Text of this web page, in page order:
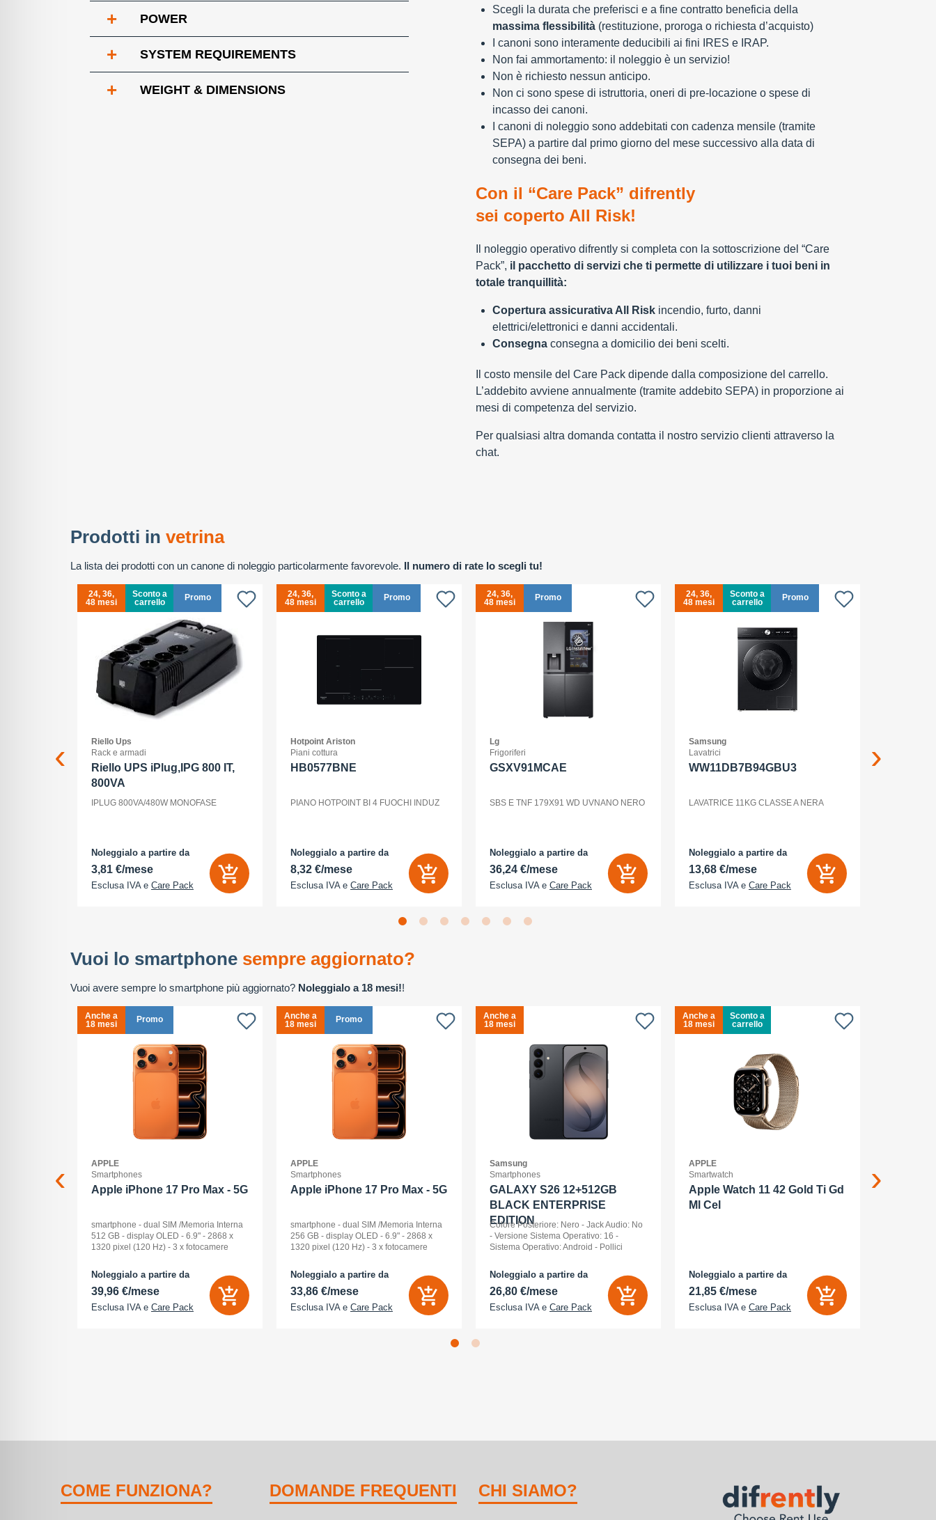
+ POWER
+ SYSTEM REQUIREMENTS
+ WEIGHT & DIMENSIONS
Scegli la durata che preferisci e a fine contratto beneficia della
massima flessibilità(restituzione, proroga o richiesta d’acquisto)
I canoni sono interamente deducibili ai fini IRES e IRAP.
Non fai ammortamento: il noleggio è un servizio!
Non è richiesto nessun anticipo.
Non ci sono spese di istruttoria, oneri di pre-locazione o spese di
incasso dei canoni.
I canoni di noleggio sono addebitati con cadenza mensile (tramite
SEPA) a partire dal primo giorno del mese successivo alla data di
consegna dei beni.
Con il “Care Pack” difrently
sei coperto All Risk!
Il noleggio operativo difrently si completa con la sottoscrizione del “Care
Pack”, il pacchetto di servizi che ti permette di utilizzare i tuoi beni in
totale tranquillità:
Copertura assicurativa All Riskincendio, furto, danni
elettrici/elettronici e danni accidentali.
Consegnaconsegna a domicilio dei beni scelti.
Il costo mensile del Care Pack dipende dalla composizione del carrello.
L’addebito avviene annualmente (tramite addebito SEPA) in proporzione ai
mesi di competenza del servizio.
Per qualsiasi altra domanda contatta il nostro servizio clienti attraverso la
chat.
Prodotti in vetrina
La lista dei prodotti con un canone di noleggio particolarmente favorevole. Il numero di rate lo scegli tu!
24, 36,
48 mesi
Sconto a
carrello
Promo
Riello Ups
Rack e armadi
Riello UPS iPlug,IPG 800 IT,
800VA
IPLUG 800VA/480W MONOFASE
Noleggialo a partire da
3,81 €/mese
Esclusa IVA e Care Pack
24, 36,
48 mesi
Sconto a
carrello
Promo
Hotpoint Ariston
Piani cottura
HB0577BNE
PIANO HOTPOINT BI 4 FUOCHI INDUZ
Noleggialo a partire da
8,32 €/mese
Esclusa IVA e Care Pack
24, 36,
48 mesi
Promo
Lg
Frigoriferi
GSXV91MCAE
SBS E TNF 179X91 WD UVNANO NERO
Noleggialo a partire da
36,24 €/mese
Esclusa IVA e Care Pack
24, 36,
48 mesi
Sconto a
carrello
Promo
Samsung
Lavatrici
WW11DB7B94GBU3
LAVATRICE 11KG CLASSE A NERA
Noleggialo a partire da
13,68 €/mese
Esclusa IVA e Care Pack
Vuoi lo smartphone sempre aggiornato?
Vuoi avere sempre lo smartphone più aggiornato? Noleggialo a 18 mesi!!
Anche a
18 mesi
Promo
APPLE
Smartphones
Apple iPhone 17 Pro Max - 5G
smartphone - dual SIM /Memoria Interna
512 GB - display OLED - 6.9" - 2868 x
1320 pixel (120 Hz) - 3 x fotocamere
camera 18 Megapixel - arancione
cosmico
Noleggialo a partire da
39,96 €/mese
Esclusa IVA e Care Pack
Anche a
18 mesi
Promo
APPLE
Smartphones
Apple iPhone 17 Pro Max - 5G
smartphone - dual SIM /Memoria Interna
256 GB - display OLED - 6.9" - 2868 x
1320 pixel (120 Hz) - 3 x fotocamere
camera 18 Megapixel - arancione
cosmico
Noleggialo a partire da
33,86 €/mese
Esclusa IVA e Care Pack
Anche a
18 mesi
Samsung
Smartphones
GALAXY S26 12+512GB
BLACK ENTERPRISE
EDITION
Colore Posteriore: Nero - Jack Audio: No
- Versione Sistema Operativo: 16 -
Sistema Operativo: Android - Pollici
- Memoria Interna (ROM): 512 GB -
Espandibile fino a: 0 GB - Dual Sim: Sì
Noleggialo a partire da
26,80 €/mese
Esclusa IVA e Care Pack
Anche a
18 mesi
Sconto a
carrello
APPLE
Smartwatch
Apple Watch 11 42 Gold Ti Gd
Ml Cel
Noleggialo a partire da
21,85 €/mese
Esclusa IVA e Care Pack
COME FUNZIONA? DOMANDE FREQUENTI CHI SIAMO?